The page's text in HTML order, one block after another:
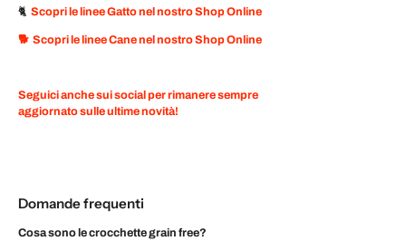
🐈 Scopri le linee Gatto nel nostro Shop Online
🐕 Scopri le linee Cane nel nostro Shop Online
Seguici anche sui social per rimanere sempre
aggiornato sulle ultime novità!
Domande frequenti
Cosa sono le crocchette grain free?